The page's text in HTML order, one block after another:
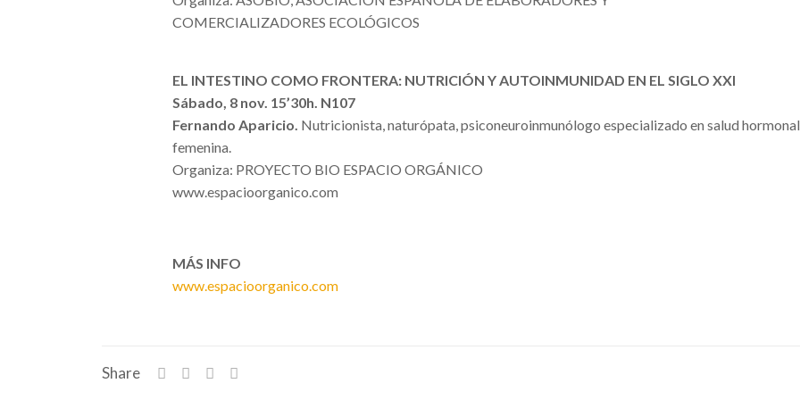
COMERCIALIZADORES ECOLÓGICOS
EL INTESTINO COMO FRONTERA: NUTRICIÓNY AUTOINMUNIDAD EN EL SIGLO XXI
Sábado, 8 nov. 15’30h. N107
Fernando Aparicio. Nutricionista, naturópata, psiconeuroinmunólogo especializado en salud hormonal
femenina.
Organiza: PROYECTO BIO ESPACIO ORGÁNICO
www.espacioorganico.com
MÁS INFO
www.espacioorganico.com
Share